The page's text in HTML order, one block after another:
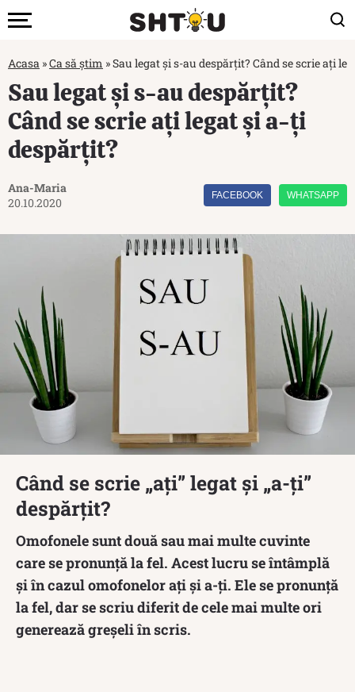
Acasa »Ca să știm »Sau legat și s-au despărțit? Când se scrie ați
Sau legat și s-au despărțit?
Când se scrie ați legat și a-ți
despărțit?
Ana-Maria
20.10.2020
FACEBOOK WHATSAPP
Când se scrie „ați” legat și „a-ți”
despărțit?
Omofonele sunt două sau mai multe cuvinte
care se pronunță la fel. Acest lucru se întâmplă
și în cazul omofonelor aţi și a-ţi. Ele se pronunță
la fel, dar se scriu diferit de cele mai multe ori
generează greșeli în scris.